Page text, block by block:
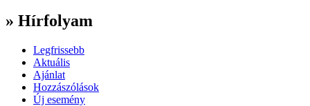
» Hírfolyam
Legfrissebb
Aktuális
Ajánlat
Hozzászólások
Új esemény